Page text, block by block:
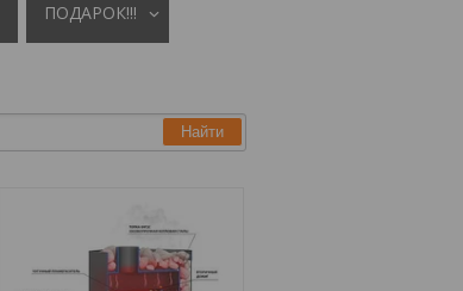
ПОДАРОК!!!
Найти